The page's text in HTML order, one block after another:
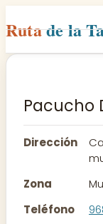
Rutade la
Inicio
Rutas
Contacto
Pacucho
Dirección
Zona
Teléfono